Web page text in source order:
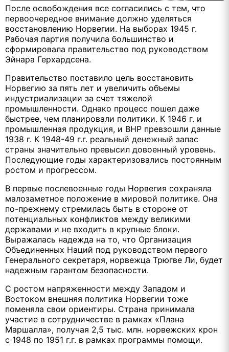
После освобождения все согласились с тем, что
первоочередное внимание должно уделяться
восстановлению Норвегии. На выборах 1945 г.
Рабочая партия получила большинство и
сформировала правительство под руководством
Эйнара Герхардсена.
Правительство поставило цель восстановить
Норвегию за пять лет и увеличить объемы
индустриализации за счет тяжелой
промышленности. Однако процесс пошел даже
быстрее, чем планировали политики. К 1946 г. и
промышленная продукция, и ВНР превзошли данные
1938 г. К 1948-49 г.г. реальный денежный запас
страны значительно превысил довоенный уровень.
Последующие годы характеризовались постоянным
ростом и прогрессом.
В первые послевоенные годы Норвегия сохраняла
малозаметное положение в мировой политике. Она
по-прежнему стремилась быть в стороне от
потенциальных конфликтов между великими
державами и не входить в крупные блоки.
Выражалась надежда на то, что Организация
Объединенных Наций под руководством первого
Генерального секретаря, норвежца Трюгве Ли, будет
надежным гарантом безопасности.
С ростом напряженности между Западом и
Востоком внешняя политика Норвегии тоже
поменяла свои ориентиры. Страна принимала
участие в сотрудничестве в рамках «Плана
Маршалла», получая 2,5 тыс. млн. норвежских крон
с 1948 по 1951 г.г. в рамках программы помощи.